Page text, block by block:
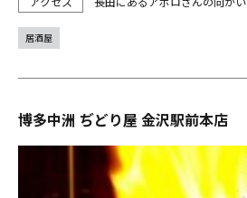
居酒屋
博多中洲 ぢどり屋 金沢駅前本店